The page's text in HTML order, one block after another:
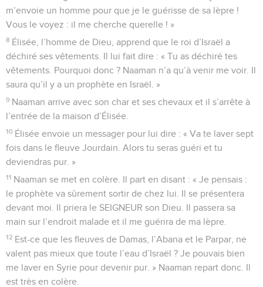
m’envoie un homme pour que je le guérisse de sa lèpre !
Vous le voyez : il me cherche querelle ! »
8 Élisée, l’homme de Dieu, apprend que le roi d’Israël a
déchiré ses vêtements. Il lui fait dire : « Tu as déchiré tes
vêtements. Pourquoi donc ? Naaman n’a qu’à venir me voir. Il
saura qu’il y a un prophète en Israël. »
9 Naaman arrive avec son char et ses chevaux et il s’arrête à
l’entrée de la maison d’Élisée.
10 Élisée envoie un messager pour lui dire : « Va te laver sept
fois dans le fleuve Jourdain. Alors tu seras guéri et tu
deviendras pur. »
11 Naaman se met en colère. Il part en disant : « Je pensais :
le prophète va sûrement sortir de chez lui. Il se présentera
devant moi. Il priera le SEIGNEUR son Dieu. Il passera sa
main sur l’endroit malade et il me guérira de ma lèpre.
12 Est-ce que les fleuves de Damas, l’Abana et le Parpar, ne
valent pas mieux que toute l’eau d’Israël ? Je pouvais bien
me laver en Syrie pour devenir pur. » Naaman repart donc. Il
est très en colère.